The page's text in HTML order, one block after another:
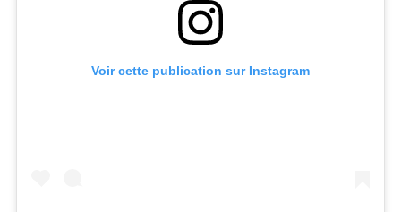
Voir cette publication sur Instagram